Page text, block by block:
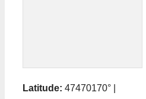
Latitude: 47470170° |